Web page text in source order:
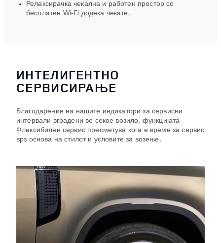
Релаксирачка чекална и работен простор со
бесплатен Wi-Fi додека чекате.
ИНТЕЛИГЕНТНО
СЕРВИСИРАЊЕ
Благодарение на нашите индикатори за сервисни
интервали вградени во секое возило, функцијата
Флексибилен сервис пресметува кога е време за сервис
врз основа на стилот и условите за возење.